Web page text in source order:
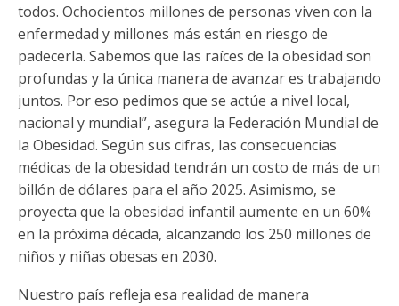
todos. Ochocientos millones de personas viven con la
enfermedad y millones más están en riesgo de
padecerla. Sabemos que las raíces de la obesidad son
profundas y la única manera de avanzar es trabajando
juntos. Por eso pedimos que se actúe a nivel local,
nacional y mundial”, asegura la Federación Mundial de
la Obesidad. Según sus cifras, las consecuencias
médicas de la obesidad tendrán un costo de más de un
billón de dólares para el año 2025. Asimismo, se
proyecta que la obesidad infantil aumente en un 60%
en la próxima década, alcanzando los 250 millones de
niños y niñas obesas en 2030.
Nuestro país refleja esa realidad de manera